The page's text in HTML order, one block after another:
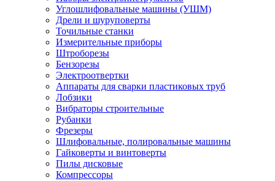
Углошлифовальные машины (УШМ)
Дрели и шуруповерты
Точильные станки
Измерительные приборы
Штроборезы
Бензорезы
Электроотвертки
Аппараты для сварки пластиковых труб
Лобзики
Вибраторы строительные
Рубанки
Фрезеры
Шлифовальные, полировальные машины
Гайковерты и винтоверты
Пилы дисковые
Компрессоры